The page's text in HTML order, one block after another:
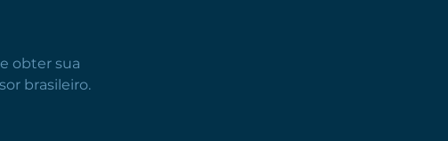
obter sua
brasileiro.